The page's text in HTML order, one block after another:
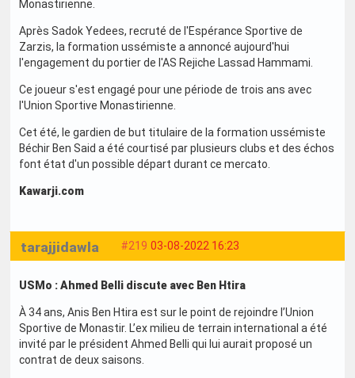
Monastirienne.
Après Sadok Yedees, recruté de l'Espérance Sportive de
Zarzis, la formation ussémiste a annoncé aujourd'hui
l'engagement du portier de l'AS Rejiche Lassad Hammami.
Ce joueur s'est engagé pour une période de trois ans avec
l'Union Sportive Monastirienne.
Cet été, le gardien de but titulaire de la formation ussémiste
Béchir Ben Said a été courtisé par plusieurs clubs et des échos
font état d'un possible départ durant ce mercato.
Kawarji.com
#219 03-08-2022 16:23
tarajjidawla
USMo : Ahmed Belli discute avec Ben Htira
À 34 ans, Anis Ben Htira est sur le point de rejoindre l’Union
Sportive de Monastir. L’ex milieu de terrain international a été
invité par le président Ahmed Belli qui lui aurait proposé un
contrat de deux saisons.